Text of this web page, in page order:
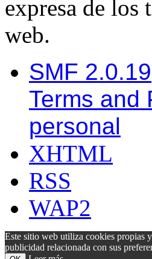
expresa de los
web.
SMF 2.0.19
Terms and
personal
XHTML
RSS
WAP2
Este sitio web utiliza cookies propias
publicidad relacionada con sus